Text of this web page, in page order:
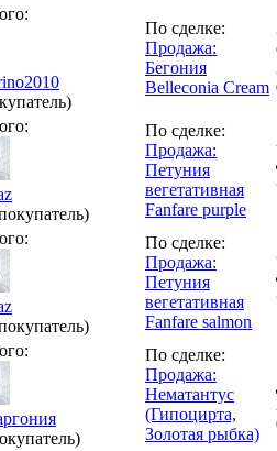
По сделке:
Продажа:
Бегония
Belleconia Cream
По сделке:
Продажа:
Петуния
вегетативная
Fanfare purple
По сделке:
Продажа:
Петуния
вегетативная
Fanfare salmon
По сделке:
Продажа:
Нематантус
(Гипоцирта,
Золотая рыбка)